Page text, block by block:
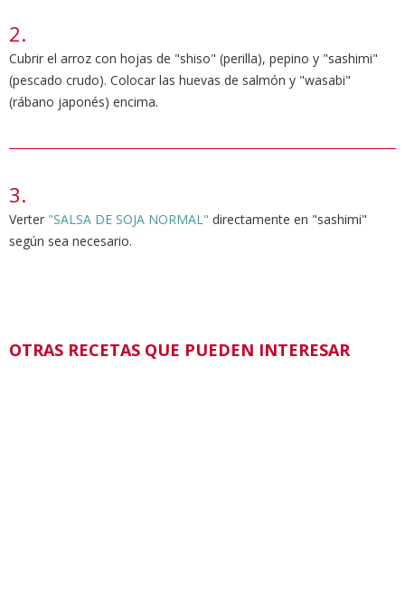
Cubrir el arroz con hojas de "shiso" (perilla), pepino y "sashimi"
(pescado crudo). Colocar las huevas de salmón y "wasabi"
(rábano japonés) encima.
Verter "SALSA DE SOJA NORMAL" directamente en "sashimi"
según sea necesario.
OTRAS RECETAS QUE PUEDEN INTERESAR